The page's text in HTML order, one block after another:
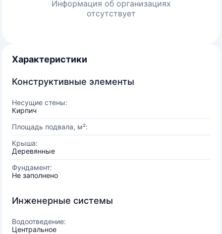
Информация об организациях
отсутствует
Характеристики
Конструктивные элементы
Несущие стены:
Кирпич
Площадь подвала, м²:
Крыша:
Деревянные
Фундамент:
Не заполнено
Инженерные системы
Водоотведение:
Центральное